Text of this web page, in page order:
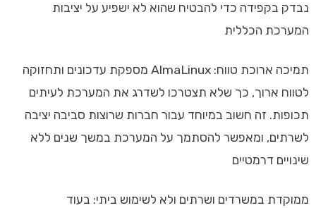
נבדק בקפידה כדי להבטיח שהוא לא ישפיע על יציבות
המערכת הכללית
תמיכה ארוכת טווח: AlmaLinux מספקת עדכונים ותחזוקה
לטווח ארוך, כך שלא תצטרכו לשדרג את המערכת לעיתים
תכופות. זה חשוב במיוחד עבור חברות שרוצות סביבה יציבה
לשרתים, ומאפשר להסתמך על המערכת במשך שנים ללא
שינויים דרמטיים
ממוקדת במשרדים ושרתים ולא לשימוש ביתי: בעוד